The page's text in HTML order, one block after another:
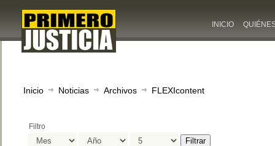
INICIO
Inicio Noticias Archivos FLEXIcontent
Filtro
Filtrar